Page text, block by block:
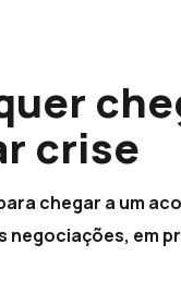
crise
chegar a um
negociações, em